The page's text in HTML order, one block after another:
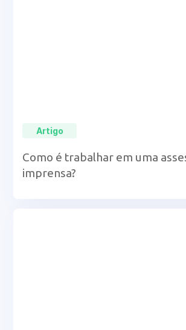
Artigo
Como é trabalhar em uma
imprensa?